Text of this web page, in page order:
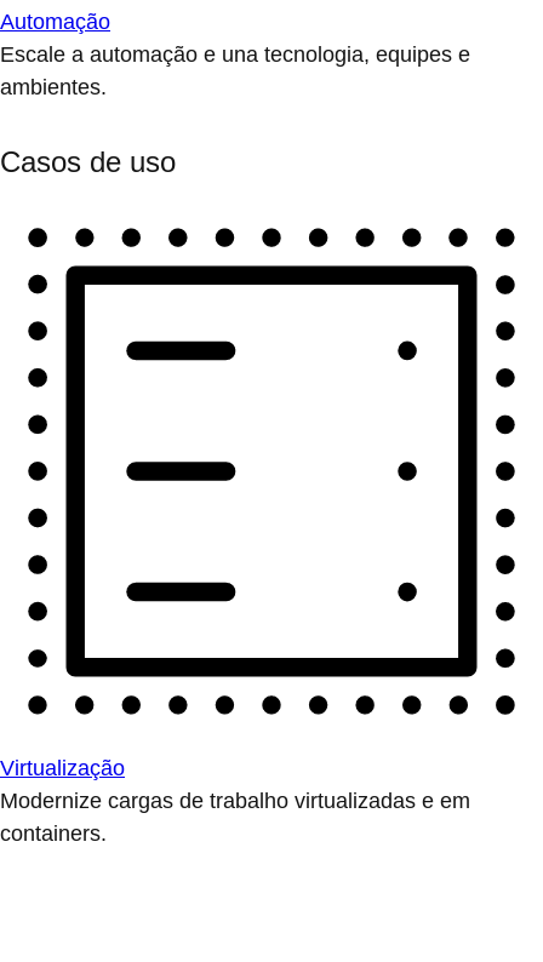
Automação
Escale a automação e una tecnologia, equipes e
ambientes.
Casos de uso
Virtualização
Modernize cargas de trabalho virtualizadas e em
containers.